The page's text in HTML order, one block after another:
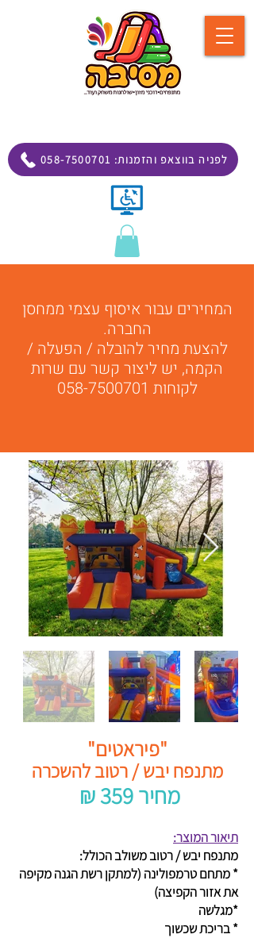
058-7500701 :לפניה בווצאפ והזמנות
המחירים עבור איסוף עצמי ממחסן
החברה.
להצעת מחיר להובלה / הפעלה /
הקמה, יש ליצור קשר עם שרות
לקוחות 058-7500701
"פיראטים"
מתנפח יבש / רטוב להשכרה
₪ 359 מחיר
תיאור המוצר:
מתנפח יבש / רטוב משולב הכולל:
* מתחם טרמפולינה (למתקן רשת הגנה מקיפה
את אזור הקפיצה)
*מגלשה
* בריכת שכשוך